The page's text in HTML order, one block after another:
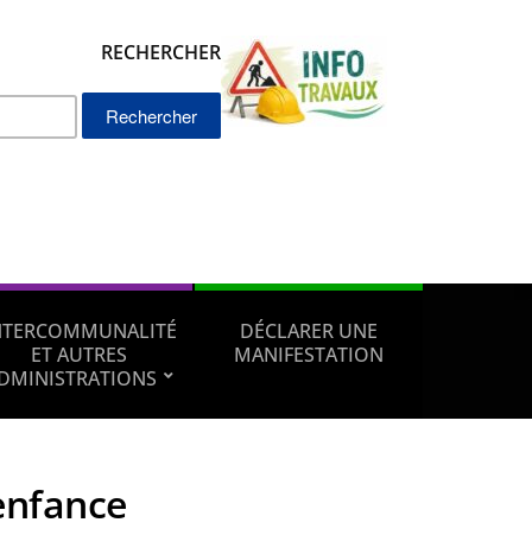
RECHERCHER
Rechercher :
ET AUTRES
DÉCLARER UNE
MANIFESTATION